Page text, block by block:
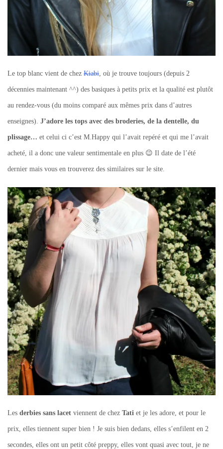
Le top blanc vient de chez Kiabi , où je trouve toujours (depuis 2
décennies maintenant ^^) des basiques à petits prix et la qualité est plutôt
au rendez-vous (du moins comparé aux mêmes prix dans d’autres
enseignes). J’adore les tops avec des broderies, de la dentelle, du
plissage… et celui ci c’est M.Happy qui l’avait repéré et qui me l’avait
acheté, il a donc une valeur sentimentale en plus 😉 Il date de l’été
dernier mais vous en trouverez des similaires sur le site.
Les derbies sans lacet viennent de chez Tati et je les adore, et pour le
prix, elles tiennent super bien ! Je suis bien dedans, elles s’enfilent en 2
secondes, elles ont un petit côté preppy, elles vont quasi avec tout, je ne